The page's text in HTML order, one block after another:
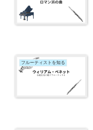
フルーティストを知る